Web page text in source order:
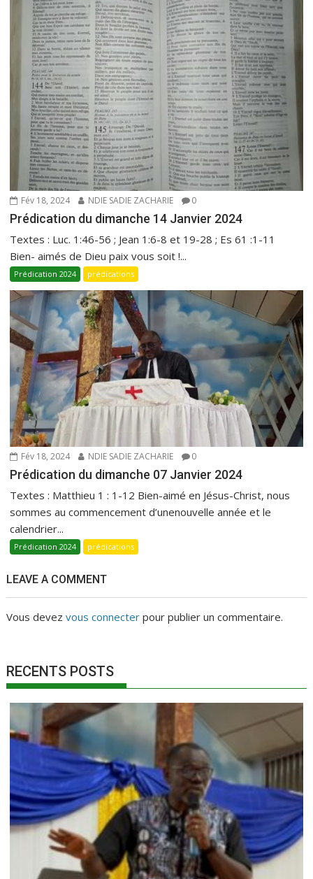
Fév 18, 2024 NDIE SADIE ZACHARIE 0
Prédication du dimanche 14 Janvier 2024
Textes : Luc. 1:46-56 ; Jean 1:6-8 et 19-28 ; Es 61 :1-11
Bien- aimés de Dieu paix vous soit !...
Prédication 2024 prédications
Fév 18, 2024 NDIE SADIE ZACHARIE 0
Prédication du dimanche 07 Janvier 2024
Textes : Matthieu 1 : 1-12 Bien-aimé en Jésus-Christ, nous
sommes au commencement d’unenouvelle année et le
calendrier...
Prédication 2024 prédications
LEAVE A COMMENT
Vous devezvous connecter pour publier un commentaire.
RECENTS POSTS